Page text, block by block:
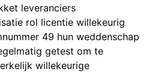
leveranciers
rol licentie willekeurig
49 hun weddenschap
getest om te
willekeurige